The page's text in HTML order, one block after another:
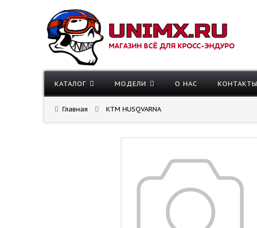
МАГАЗИН ВСЁ ДЛЯ КРОСС-ЭНДУРО
КАТАЛОГ МОДЕЛИ О НАС КОНТАКТЫ
Главная KTM HUSQVARNA